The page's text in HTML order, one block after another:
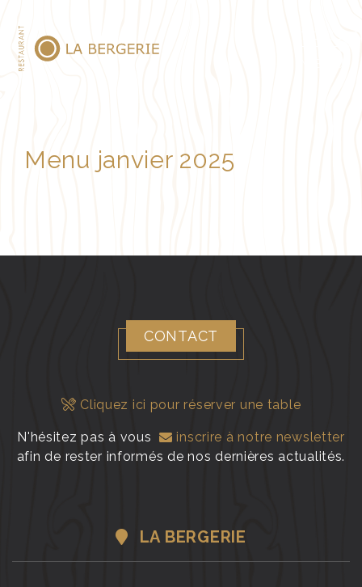
Menu janvier 2025
CONTACT
Cliquez ici pour réserver une table
N'hésitez pas à vous
inscrire à notre newsletter
afin de rester informés de nos dernières actualités.
LA BERGERIE